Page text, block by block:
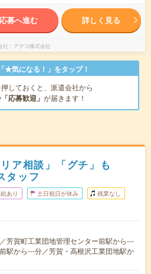
応募へ進む 詳しく見る
社 アデコ株式会社
★気になる！」をタップ！
押しておくと、派遣会社から
「応募歓迎」 が届きます！
ア相談」「グチ」も
タッフ
あり 土日祝日が休み 残業なし
芳賀町工業団地管理センター前駅から---
駅から---分／芳賀・高根沢工業団地駅か